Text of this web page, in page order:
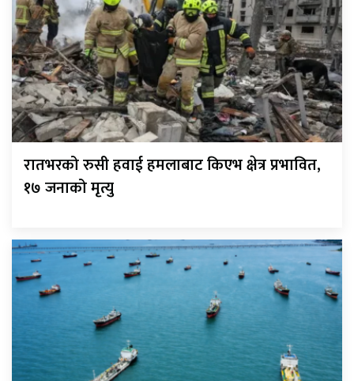
रातभरको रुसी हवाई हमलाबाट किएभ क्षेत्र प्रभावित,
१७ जनाको मृत्यु